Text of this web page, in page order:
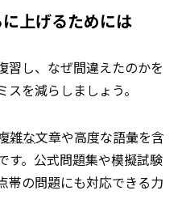
上げるためには
習し、なぜ間違えたのかを
スを減らしましょう。
雑な文章や高度な語彙を含
す。公式問題集や模擬試験
帯の問題にも対応できる力